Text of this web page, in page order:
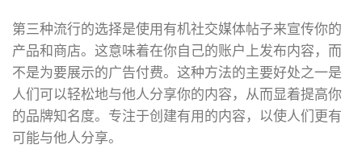
第三种流行的选择是使用有机社交媒体帖子来宣传你的
产品和商店。这意味着在你自己的账户上发布内容，而
不是为要展示的广告付费。这种方法的主要好处之一是
人们可以轻松地与他人分享你的内容，从而显着提高你
的品牌知名度。专注于创建有用的内容，以使人们更有
可能与他人分享。